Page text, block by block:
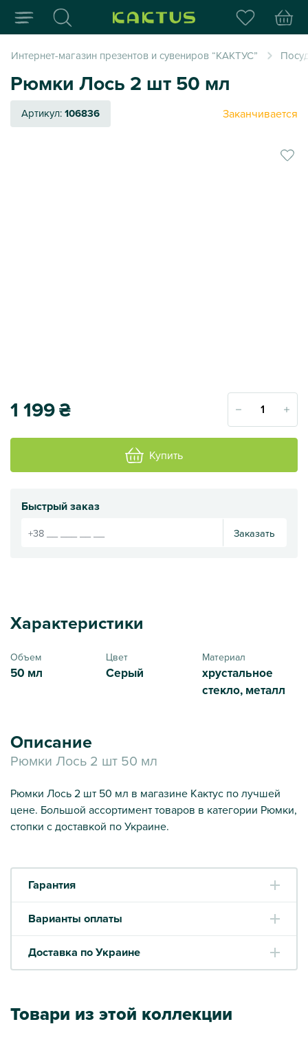
Интернет-магазин
Интернет-магазин презентов и сувениров “КАКТУС”
Рюмки Лось 2 шт 50 мл
Артикул:106836 Заканчивается
1 199₴
Купить
Быстрый заказ
Заказать
Характеристики
Объем
50 мл
Цвет
Серый
Материал
хрустальное
стекло, металл
Описание
Рюмки Лось 2 шт 50 мл
Рюмки Лось 2 шт 50 мл в магазине Кактус по лучшей
цене. Большой ассортимент товаров в категории Рюмки,
стопки с доставкой по Украине.
Гарантия
Варианты оплаты
Доставка по Украине
Товари из этой коллекции